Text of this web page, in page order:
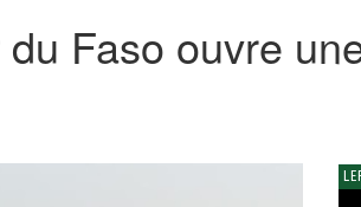
Faso ouvre